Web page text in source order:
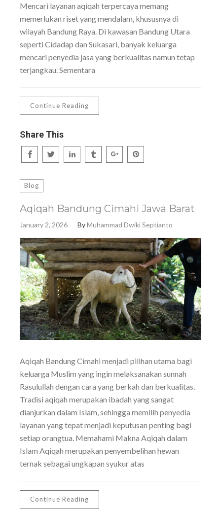
Mencari layanan aqiqah terpercaya memang
memerlukan riset yang mendalam, khususnya di
wilayah Bandung Raya. Di kawasan Bandung Utara
seperti Cidadap dan Sukasari, banyak keluarga
mencari penyedia jasa yang berkualitas namun tetap
terjangkau. Sementara
Continue Reading
Share This
Blog
Aqiqah Bandung Cimahi Jawa Barat
January 2, 2026 ByMuhammad Dwiki Septianto
Aqiqah Bandung Cimahi menjadi pilihan utama bagi
keluarga Muslim yang ingin melaksanakan sunnah
Rasulullah dengan cara yang berkah dan berkualitas.
Tradisi aqiqah merupakan ibadah yang sangat
dianjurkan dalam Islam, sehingga memilih penyedia
layanan yang tepat menjadi keputusan penting bagi
setiap orangtua. Memahami Makna Aqiqah dalam
Islam Aqiqah merupakan penyembelihan hewan
ternak sebagai ungkapan syukur atas
Continue Reading